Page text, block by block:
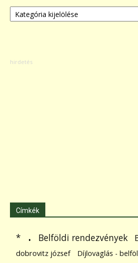
Kategóriák
Címkék
* . Belföldi rendezvények
dobrovitz józsef
Díjlovaglás -